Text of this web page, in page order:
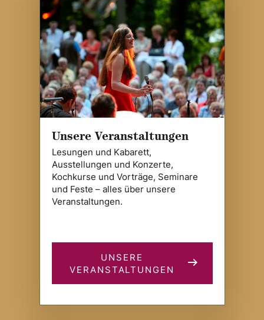
Unsere Veranstaltungen
Lesungen und Kabarett,
Ausstellungen und Konzerte,
Kochkurse und Vorträge, Seminare
und Feste – alles über unsere
Veranstaltungen.
UNSERE
VERANSTALTUNGEN